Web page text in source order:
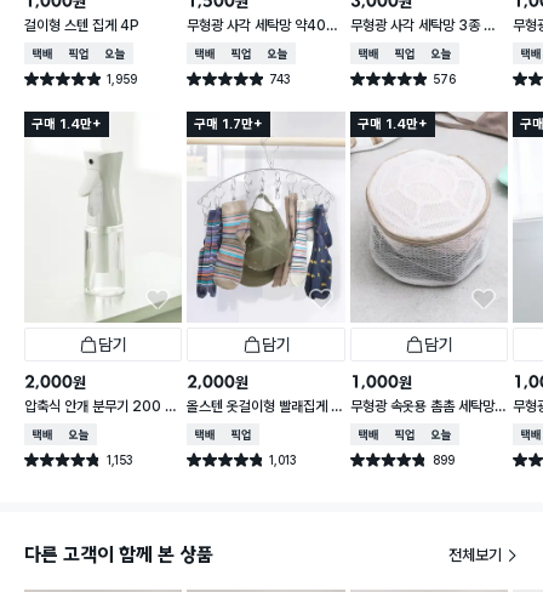
걸이형 스텐 집게 4P
택배배송매장픽업오늘배송
별점 4.9점 1,959
건 작성
무형광 사각 세탁망 약40X
50cm
택배배송매장픽업오늘배송
별점 4.9점 743
건 작성
무형광 사각 세탁망 3종 세
트
택배배송매장픽업오늘배송
별점 4.9점 576
건 작성
무형
택배
별점
구매 1.4만+
담기
2,000원
압축식 안개 분무기 200 m
택배배송오늘배송
별점 4.8점 1,153
건 작성
구매 1.7만+
담기
2,000원
올스텐 옷걸이형 빨래집게 1
0P
택배배송매장픽업
별점 4.8점 1,013
건 작성
구매 1.4만+
담기
1,000원
무형광 속옷용 촘촘 세탁망 1
5X9 cm
택배배송매장픽업오늘배송
별점 4.8점 899
건 작성
구
무형
40
택배
별점
다른 고객이 함께 본 상품 전체보기